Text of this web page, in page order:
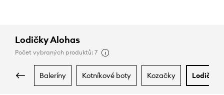
Lodičky Alohas
Počet vybraných produktů: 7
baleríny kotníkové boty kozačky lodičky